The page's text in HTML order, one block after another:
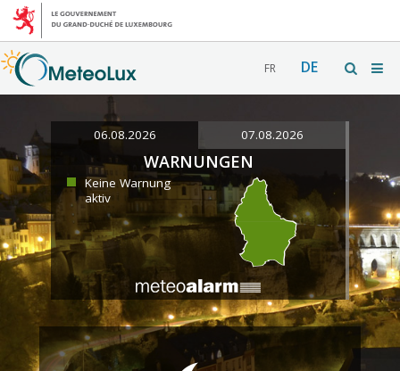
FR DE
06.08.2026 07.08.2026
WARNUNGEN
Keine Warnung
aktiv